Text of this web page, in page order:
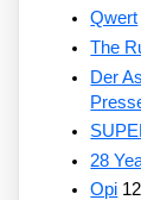
Qwert
The
Der
28
Opi